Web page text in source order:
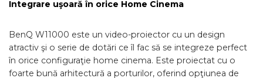
Integrare uşoară în orice Home Cinema
BenQ W11000 este un video-proiector cu un design
atractiv şi o serie de dotări ce îl fac să se integreze perfect
în orice configuraţie home cinema. Este proiectat cu o
foarte bună arhitectură a porturilor, oferind opţiunea de